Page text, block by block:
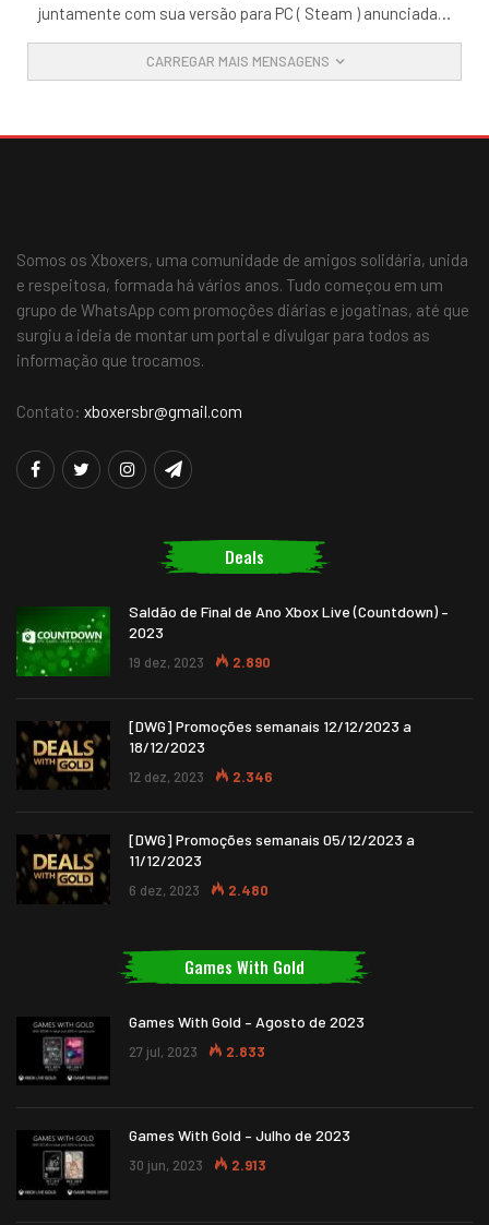
juntamente com sua versão para PC ( Steam ) anunciada…
CARREGAR MAIS MENSAGENS
Somos os Xboxers, uma comunidade de amigos solidária, unida
e respeitosa, formada há vários anos. Tudo começou em um
grupo de WhatsApp com promoções diárias e jogatinas, até que
surgiu a ideia de montar um portal e divulgar para todos as
informação que trocamos.
Contato: xboxersbr@gmail.com
Deals
Saldão de Final de Ano Xbox Live (Countdown) –
2023
19 dez, 2023 2.890
[DWG] Promoções semanais 12/12/2023 a
18/12/2023
12 dez, 2023 2.346
[DWG] Promoções semanais 05/12/2023 a
11/12/2023
6 dez, 2023 2.480
Games With Gold
Games With Gold – Agosto de 2023
27 jul, 2023 2.833
Games With Gold – Julho de 2023
30 jun, 2023 2.913